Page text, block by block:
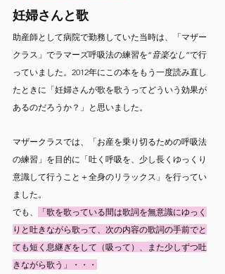
妊婦さんと歌
助産師として病院で勤務していた当時は、「マザー
クラス」でラマーズ呼吸法の練習を“音楽なし”で行
っていました。2012年にこの本をもう一度読み直し
たときに「妊婦さんが歌を歌うってどういう効果が
あるのだろうか？」と思いました。
マザークラスでは、「お産を乗り切るための呼吸法
の練習」を目的に「吐く呼吸を、少し長くゆっくり
意識して行うこと＋全身のリラックス」を行ってい
ました。
でも、
「歌を歌っている間は歌詞を無意識にゆっく
りと吐きながら歌って、次の内容の歌詞の手前でと
ても短く息継ぎをして（吸って）、また少しずつ吐
きながら歌う」・・・